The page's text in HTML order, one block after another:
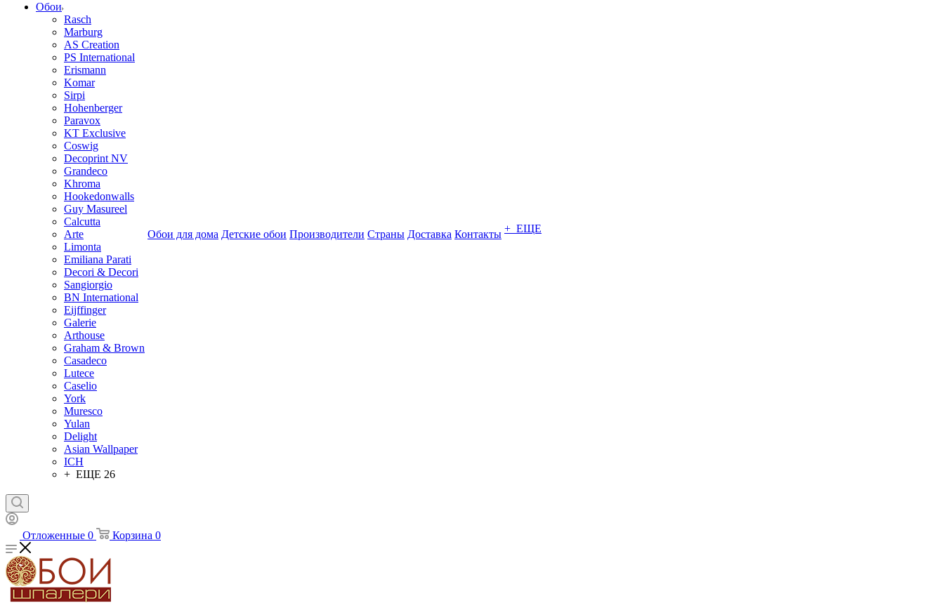
Обои
Rasch
Marburg
AS Creation
PS International
Erismann
Komar
Sirpi
Hohenberger
Paravox
KT Exclusive
Coswig
Decoprint NV
Grandeco
Khroma
Hookedonwalls
Guy Masureel
Calcutta
Arte
Limonta
Emiliana Parati
Decori & Decori
Sangiorgio
BN International
Eijffinger
Galerie
Arthouse
Graham & Brown
Casadeco
Lutece
Caselio
York
Muresco
Yulan
Delight
Asian Wallpaper
ICH
+ ЕЩЕ 26
Обои для дома Детские обои Производители Страны Доставка Контакты + ЕЩЕ
Отложенные 0 Корзина 0